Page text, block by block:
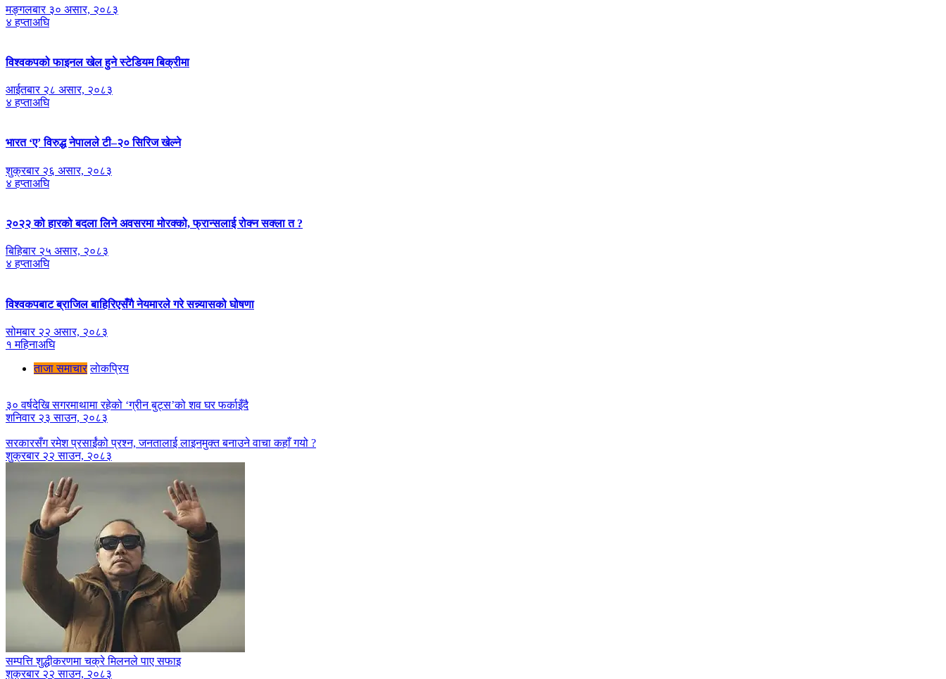
मङ्गलबार ३० असार, २०८३
४ हप्ताअघि
विश्वकपको फाइनल खेल हुने स्टेडियम बिक्रीमा
आईतबार २८ असार, २०८३
४ हप्ताअघि
भारत ‘ए’ विरुद्ध नेपालले टी–२० सिरिज खेल्ने
शुक्रबार २६ असार, २०८३
४ हप्ताअघि
२०२२ को हारको बदला लिने अवसरमा मोरक्को, फ्रान्सलाई रोक्न सक्ला त ?
बिहिबार २५ असार, २०८३
४ हप्ताअघि
विश्वकपबाट ब्राजिल बाहिरिएसँगै नेयमारले गरे सन्न्यासको घोषणा
सोमबार २२ असार, २०८३
१ महिनाअघि
ताजा समाचार लाेकप्रिय
३० वर्षदेखि सगरमाथामा रहेको ‘ग्रीन बुट्स’को शव घर फर्काइँदै
शनिवार २३ साउन, २०८३
सरकारसँग रमेश प्रसाईंको प्रश्न, जनतालाई लाइनमुक्त बनाउने वाचा कहाँ गयो ?
शुक्रबार २२ साउन, २०८३
सम्पत्ति शुद्धीकरणमा चक्रे मिलनले पाए सफाइ
शुक्रबार २२ साउन, २०८३